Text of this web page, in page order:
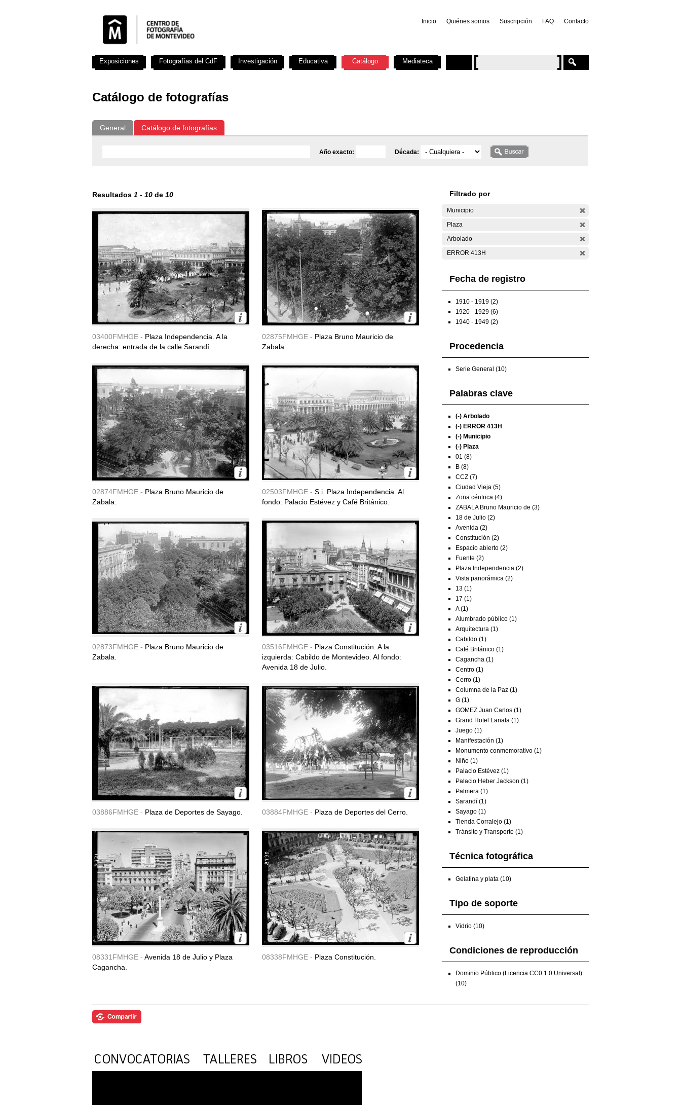
Inicio Quiénes somos Suscripción FAQ Contacto
Catálogo de fotografías
General Catálogo de fotografías
Año exacto: Década:
Resultados 1 - 10 de 10
03400FMHGE - Plaza Independencia. A la
derecha: entrada de la calle Sarandí.
02875FMHGE - Plaza Bruno Mauricio de
Zabala.
02874FMHGE - Plaza Bruno Mauricio de
Zabala.
02503FMHGE - S.i. Plaza Independencia. Al
fondo: Palacio Estévez y Café Británico.
02873FMHGE - Plaza Bruno Mauricio de
Zabala.
03516FMHGE - Plaza Constitución. A la
izquierda: Cabildo de Montevideo. Al fondo:
Avenida 18 de Julio.
03886FMHGE - Plaza de Deportes de Sayago. 03884FMHGE - Plaza de Deportes del Cerro.
08331FMHGE - Avenida 18 de Julio y Plaza
Cagancha.
08338FMHGE - Plaza Constitución.
Filtrado por
Municipio
Plaza
Arbolado
ERROR 413H
Fecha de registro
1910 - 1919 (2)
1920 - 1929 (6)
1940 - 1949 (2)
Procedencia
Serie General (10)
Palabras clave
(-) Arbolado
(-) ERROR 413H
(-) Municipio
(-) Plaza
01 (8)
B (8)
CCZ (7)
Ciudad Vieja (5)
Zona céntrica (4)
ZABALA Bruno Mauricio de (3)
18 de Julio (2)
Avenida (2)
Constitución (2)
Espacio abierto (2)
Fuente (2)
Plaza Independencia (2)
Vista panorámica (2)
13 (1)
17 (1)
A (1)
Alumbrado público (1)
Arquitectura (1)
Cabildo (1)
Café Británico (1)
Cagancha (1)
Centro (1)
Cerro (1)
Columna de la Paz (1)
G (1)
GOMEZ Juan Carlos (1)
Grand Hotel Lanata (1)
Juego (1)
Manifestación (1)
Monumento conmemorativo (1)
Niño (1)
Palacio Estévez (1)
Palacio Heber Jackson (1)
Palmera (1)
Sarandí (1)
Sayago (1)
Tienda Corralejo (1)
Tránsito y Transporte (1)
Técnica fotográfica
Gelatina y plata (10)
Tipo de soporte
Vidrio (10)
Condiciones de reproducción
Dominio Público (Licencia CC0 1.0 Universal)
(10)
Exposiciones Fotografías del CdF Investigación Educativa Catálogo Mediateca